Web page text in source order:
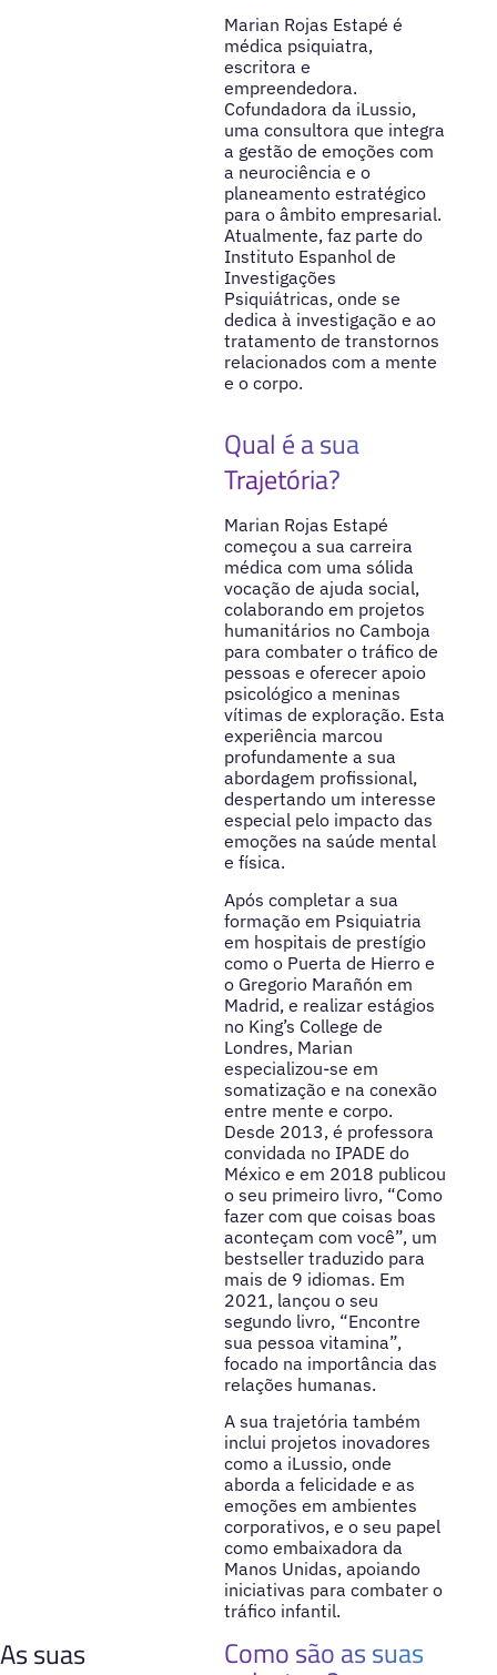
Marian Rojas Estapé é
médica psiquiatra,
escritora e
empreendedora.
Cofundadora da iLussio,
uma consultora que integra
a gestão de emoções com
a neurociência e o
planeamento estratégico
para o âmbito empresarial.
Atualmente, faz parte do
Instituto Espanhol de
Investigações
Psiquiátricas, onde se
dedica à investigação e ao
tratamento de transtornos
relacionados com a mente
e o corpo.
Qual é a sua
Trajetória?
Marian Rojas Estapé
começou a sua carreira
médica com uma sólida
vocação de ajuda social,
colaborando em projetos
humanitários no Camboja
para combater o tráfico de
pessoas e oferecer apoio
psicológico a meninas
vítimas de exploração. Esta
experiência marcou
profundamente a sua
abordagem profissional,
despertando um interesse
especial pelo impacto das
emoções na saúde mental
e física.
Após completar a sua
formação em Psiquiatria
em hospitais de prestígio
como o Puerta de Hierro e
o Gregorio Marañón em
Madrid, e realizar estágios
no King’s College de
Londres, Marian
especializou-se em
somatização e na conexão
entre mente e corpo.
Desde 2013, é professora
convidada no IPADE do
México e em 2018 publicou
o seu primeiro livro, “Como
fazer com que coisas boas
aconteçam com você”, um
bestseller traduzido para
mais de 9 idiomas. Em
2021, lançou o seu
segundo livro, “Encontre
sua pessoa vitamina”,
focado na importância das
relações humanas.
A sua trajetória também
inclui projetos inovadores
como a iLussio, onde
aborda a felicidade e as
emoções em ambientes
corporativos, e o seu papel
como embaixadora da
Manos Unidas, apoiando
iniciativas para combater o
tráfico infantil.
As suas
Como são as suas